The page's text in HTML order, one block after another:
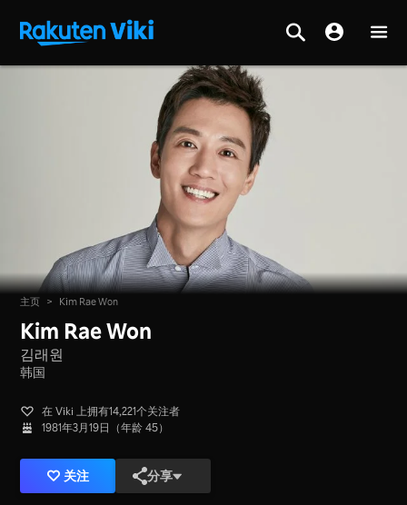
主页 > Kim Rae Won
Kim Rae Won
김래원
韩国
在 Viki 上拥有14,221个关注者
1981年3月19日（年龄 45）
关注 分享